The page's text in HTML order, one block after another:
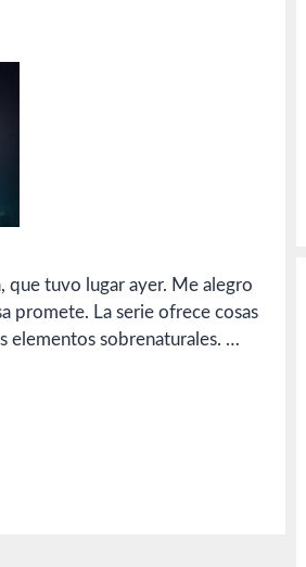
que tuvo lugar ayer. Me alegro
promete. La serie ofrece cosas
elementos sobrenaturales. …